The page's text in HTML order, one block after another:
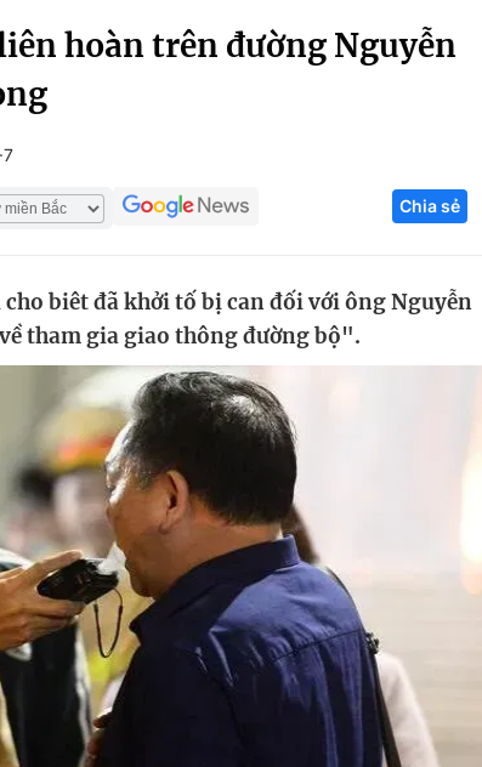
Infographic
Tuyển sinh
Hitech Công
Thị trường
Tư vấn
hoàn trên đường Nguyễn
Chia sẻ
biêt đã khởi tố bị can đối với ông Nguyễn
tham gia giao thông đường bộ".